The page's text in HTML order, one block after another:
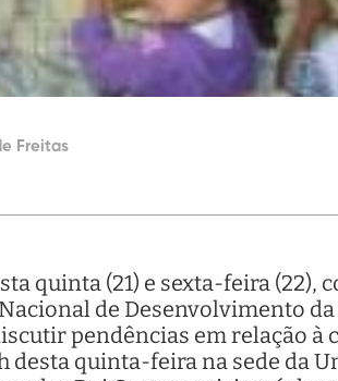
Freitas
quinta (21) e sexta-feira (22),
de Desenvolvimento da
pendências em relação à
quinta-feira na sede da